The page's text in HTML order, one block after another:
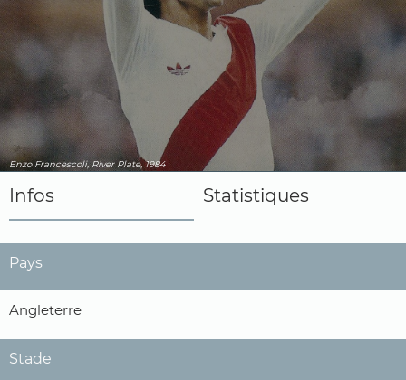
Enzo Francescoli, River Plate, 1984
Infos Statistiques
Pays
Angleterre
Stade